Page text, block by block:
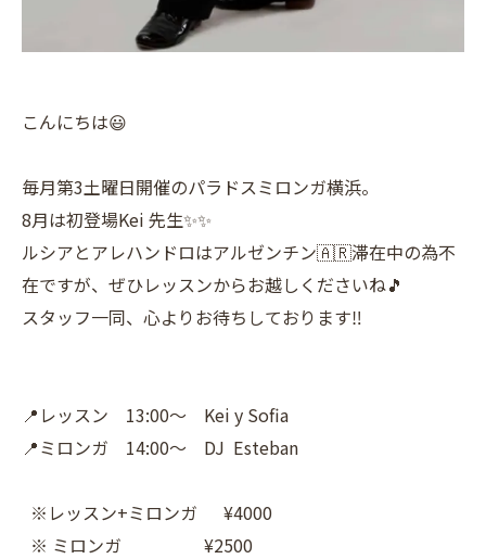
こんにちは😃
毎月第3土曜日開催のパラドスミロンガ横浜。
8月は初登場Kei 先生✨✨
ルシアとアレハンドロはアルゼンチン🇦🇷滞在中の為不
在ですが、ぜひレッスンからお越しくださいね🎵
スタッフ一同、心よりお待ちしております‼️
📍レッスン 13:00〜 Kei y Sofia
📍ミロンガ 14:00〜 DJ Esteban
※レッスン+ミロンガ ¥4000
※ ミロンガ ¥2500